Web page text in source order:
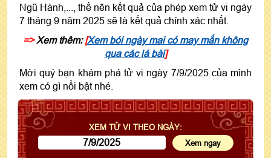
Ngũ Hành,..., thế nên kết quả của phép xem tử vi ngày
7 tháng 9 năm 2025 sẽ là kết quả chính xác nhất.
=>Xem thêm:[Xem bói ngày mai có may mắn không
qua các lá bài]
Mời quý bạn khám phá tử vi ngày 7/9/2025 của mình
xem có gì nổi bật nhé.
XEM TỬ VI THEO NGÀY: